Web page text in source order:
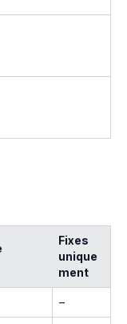
Fixes
unique
ment
–